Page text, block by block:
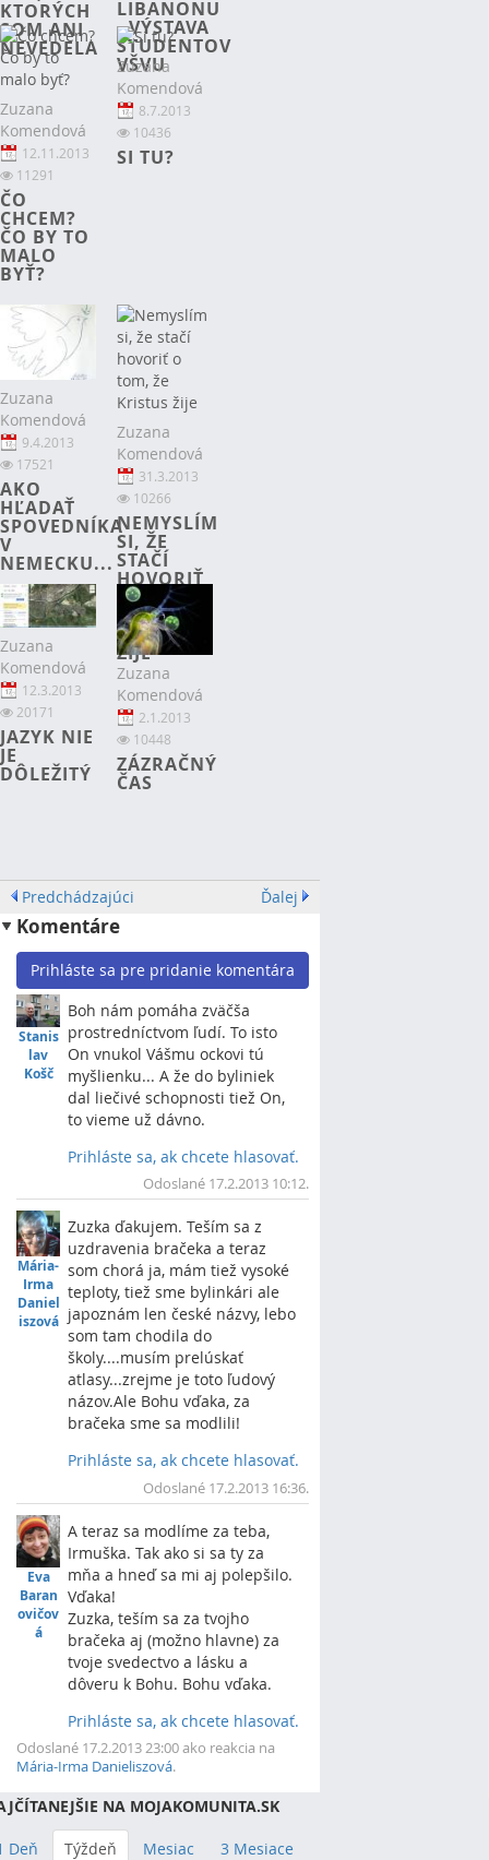
KTORÝCH
SOM ANI
NEVEDELA
LIBANONU
- VÝSTAVA
ŠTUDENTOV
VŠVU
Zuzana
Komendová
12.11.2013
11291
ČO
CHCEM?
ČO BY TO
MALO
BYŤ?
Zuzana
Komendová
8.7.2013
10436
SI TU?
Zuzana
Komendová
9.4.2013
17521
AKO
HĽADAŤ
SPOVEDNÍKA
V
NEMECKU...
Zuzana
Komendová
31.3.2013
10266
NEMYSLÍM
SI, ŽE
STAČÍ
HOVORIŤ
O TOM,
ŽE
KRISTUS
ŽIJE
Zuzana
Komendová
12.3.2013
20171
JAZYK NIE
JE
DÔLEŽITÝ
Zuzana
Komendová
2.1.2013
10448
ZÁZRAČNÝ
ČAS
Predchádzajúci Ďalej
Komentáre
Prihláste sa pre pridanie komentára
Stanis
lav
Košč
Boh nám pomáha zväčša
prostredníctvom ľudí. To isto
On vnukol Vášmu ockovi tú
myšlienku... A že do byliniek
dal liečivé schopnosti tiež On,
to vieme už dávno.
Prihláste sa, ak chcete hlasovať.
Vrch
Odoslané 17.2.2013 10:12.
Mária-
Irma
Daniel
iszová
Zuzka ďakujem. Teším sa z
uzdravenia bračeka a teraz
som chorá ja, mám tiež vysoké
teploty, tiež sme bylinkári ale
japoznám len české názvy, lebo
som tam chodila do
školy....musím prelúskať
atlasy...zrejme je toto ľudový
názov.Ale Bohu vďaka, za
bračeka sme sa modlili!
Prihláste sa, ak chcete hlasovať.
Vrch
Odoslané 17.2.2013 16:36.
Eva
Baran
ovičov
á
A teraz sa modlíme za teba,
Irmuška. Tak ako si sa ty za
mňa a hneď sa mi aj polepšilo.
Vďaka!
Zuzka, teším sa za tvojho
bračeka aj (možno hlavne) za
tvoje svedectvo a lásku a
dôveru k Bohu. Bohu vďaka.
Prihláste sa, ak chcete hlasovať.
Odoslané 17.2.2013 23:00 ako reakcia na
Mária-Irma Danieliszová.
NA MOJAKOMUNITA.SK
Deň Týždeň Mesiac 3 Mesiace